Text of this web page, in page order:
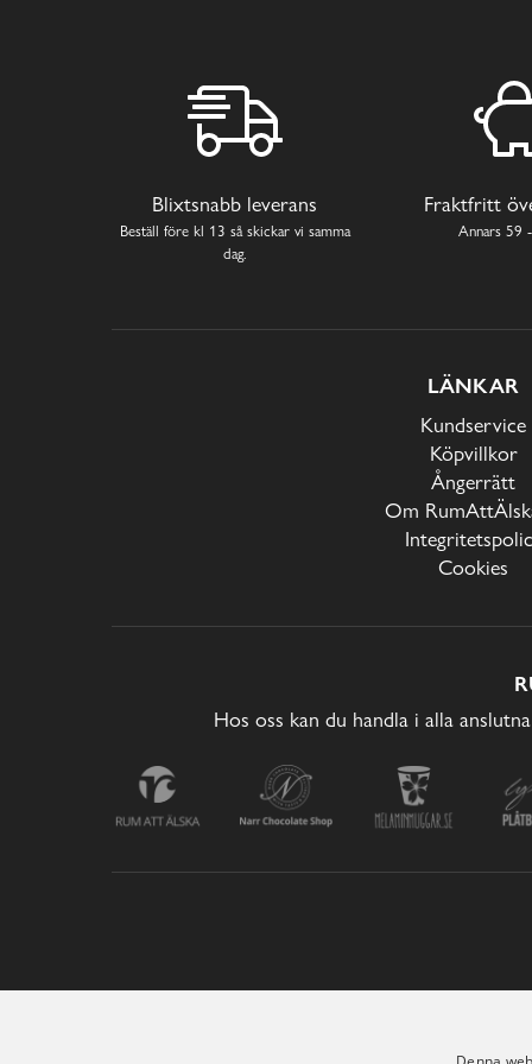
Blixtsnabb leverans
Beställ före kl 13 så skickar vi samma
dag.
Fraktfritt
Annars 59
LÄNKAR
Kundservice
Köpvillkor
Ångerrätt
Om
Cookies
Hos oss kan du handla i alla